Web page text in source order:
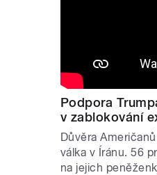
Podpora
v zablokování
Důvěra
válka v Íránu. 56
na jejich